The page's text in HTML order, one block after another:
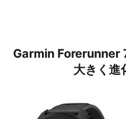
Garmin Forerunner
大きく進